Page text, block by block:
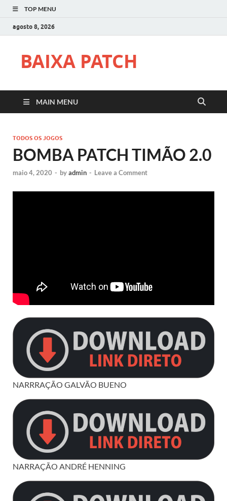
TOP MENU
agosto 8, 2026
BAIXA PATCH
MAIN MENU
TODOS OS JOGOS
BOMBA PATCH TIMÃO 2.0
maio 4, 2020 - byadmin - Leave a Comment
NARRRAÇÃO GALVÃO BUENO
NARRAÇÃO ANDRÉ HENNING